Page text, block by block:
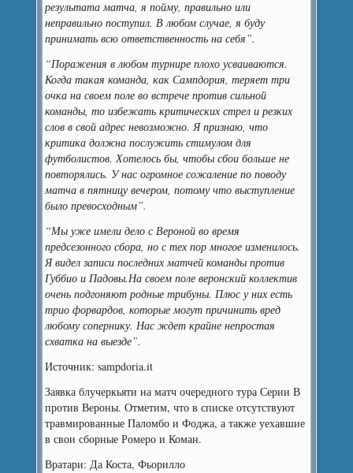
результата матча, я пойму, правильно или
неправильно поступил. В любом случае, я буду
принимать всю ответственность на себя”.
“Поражения в любом турнире плохо усваиваются.
Когда такая команда, как Сампдория, теряет три
очка на своем поле во встрече против сильной
команды, то избежать критических стрел и резких
слов в свой адрес невозможно. Я признаю, что
критика должна послужить стимулом для
футболистов. Хотелось бы, чтобы сбои больше не
повторялись. У нас огромное сожаление по поводу
матча в пятницу вечером, потому что выступление
было превосходным”.
“Мы уже имели дело с Вероной во время
предсезонного сбора, но с тех пор многое изменилось.
Я видел записи последних матчей команды против
Губбио и Падовы.На своем поле веронский коллектив
очень подгоняют родные трибуны. Плюс у них есть
трио форвардов, которые могут причинить вред
любому сопернику. Нас ждет крайне непростая
схватка на выезде”.
Источник: sampdoria.it
Заявка блучеркьяти на матч очередного тура Серии В
против Вероны. Отметим, что в списке отсутствуют
травмированные Паломбо и Фоджа, а также уехавшие
в свои сборные Ромеро и Коман.
Вратари: Да Коста, Фьорилло